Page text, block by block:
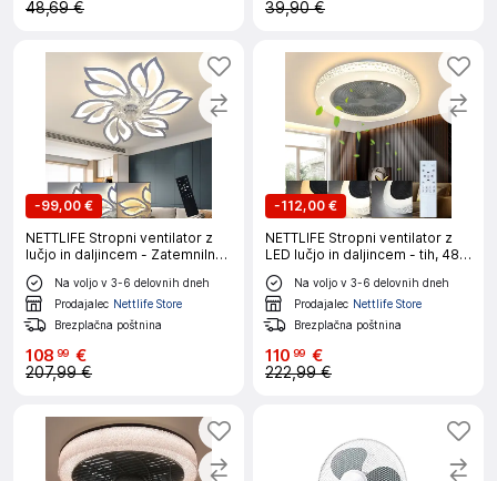
48,69 € 39,90 €
-99,00 €
NETTLIFE Stropni ventilator z
lučjo in daljincem - Zatemnilna
LED stropna svetilka, funkcija
časovnika, kreativna zasnova 6
luči
Na voljo v 3-6 delovnih dneh
Prodajalec Nettlife Store
Brezplačna poštnina
108 99 €
207,99 €
-112,00 €
NETTLIFE Stropni ventilator z
LED lučjo in daljincem - tih, 48,5
cm, zatemnitvijo, časovnikom,
kristalni dizajn za dnevno
sobo/spalnico
Na voljo v 3-6 delovnih dneh
Prodajalec Nettlife Store
Brezplačna poštnina
110 99 €
222,99 €